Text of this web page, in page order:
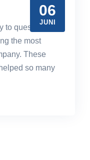
06
JUNI
to questions
the most
These
so many